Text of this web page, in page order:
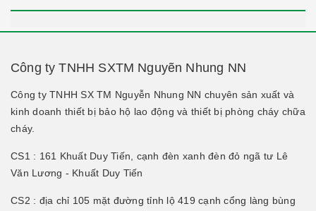
Công ty TNHH SXTM Nguyẽn Nhung NN
Công ty TNHH SX TM Nguyễn Nhung NN chuyên sản xuất và
kinh doanh thiết bị bảo hộ lao động và thiết bị phòng cháy chữa
cháy.
CS1 : 161 Khuất Duy Tiến, cạnh đèn xanh đèn đỏ ngã tư Lê
Văn Lương - Khuất Duy Tiến
CS2 : địa chỉ 105 mặt đường tỉnh lộ 419 cạnh cổng làng bùng